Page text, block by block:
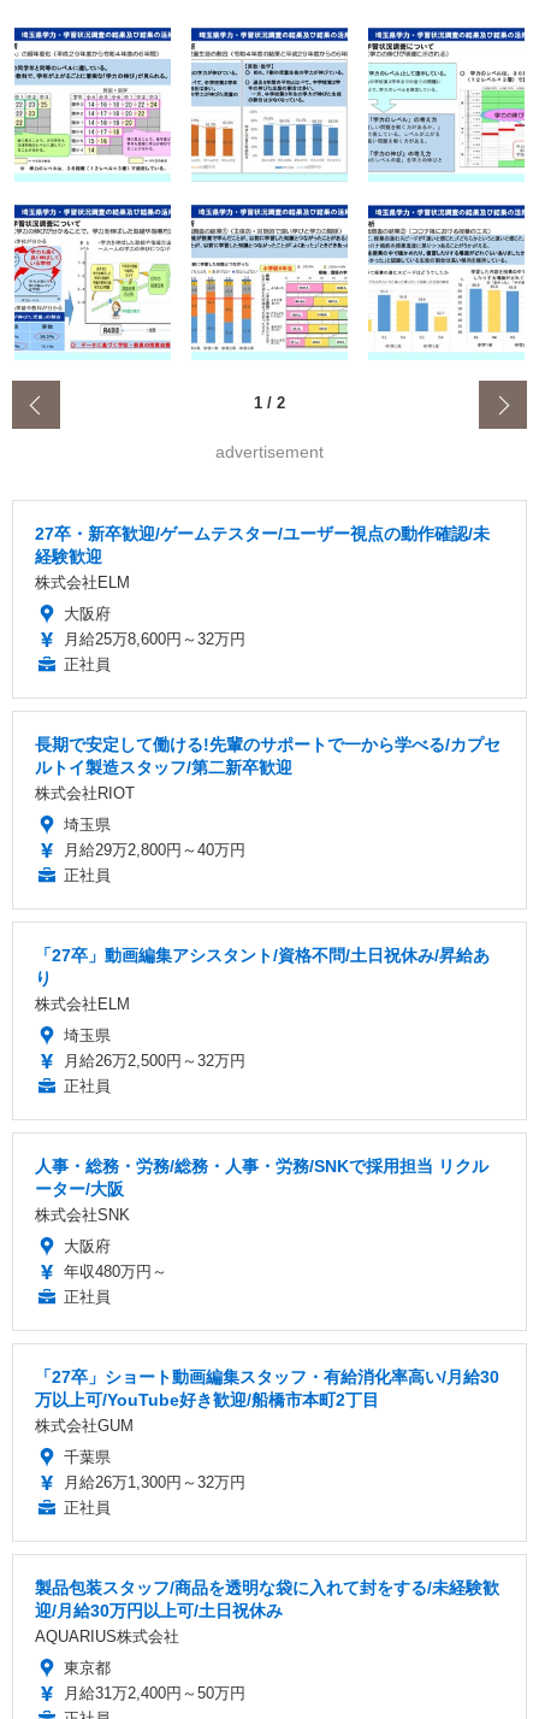
1 / 2
advertisement
27卒・新卒歓迎/ゲームテスター/ユーザー視点の動作確認/未
経験歓迎
株式会社ELM
大阪府
月給25万8,600円～32万円
正社員
長期で安定して働ける!先輩のサポートで一から学べる/カプセ
ルトイ製造スタッフ/第二新卒歓迎
株式会社RIOT
埼玉県
月給29万2,800円～40万円
正社員
「27卒」動画編集アシスタント/資格不問/土日祝休み/昇給あ
り
株式会社ELM
埼玉県
月給26万2,500円～32万円
正社員
人事・総務・労務/総務・人事・労務/SNKで採用担当 リクル
ーター/大阪
株式会社SNK
大阪府
年収480万円～
正社員
「27卒」ショート動画編集スタッフ・有給消化率高い/月給30
万以上可/YouTube好き歓迎/船橋市本町2丁目
株式会社GUM
千葉県
月給26万1,300円～32万円
正社員
製品包装スタッフ/商品を透明な袋に入れて封をする/未経験歓
迎/月給30万円以上可/土日祝休み
AQUARIUS株式会社
東京都
月給31万2,400円～50万円